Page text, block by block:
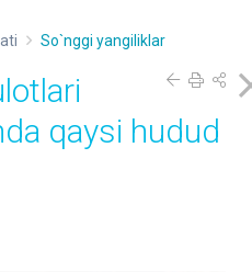
So`nggi yangiliklar
qaysi hudud